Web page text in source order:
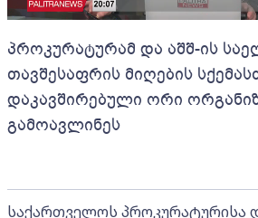
პროკურატურამ და აშშ-ის
თავშესაფრის მიღების
დაკავშირებული ორი
გამოავლინეს
საქართველოს პროკურატურისა